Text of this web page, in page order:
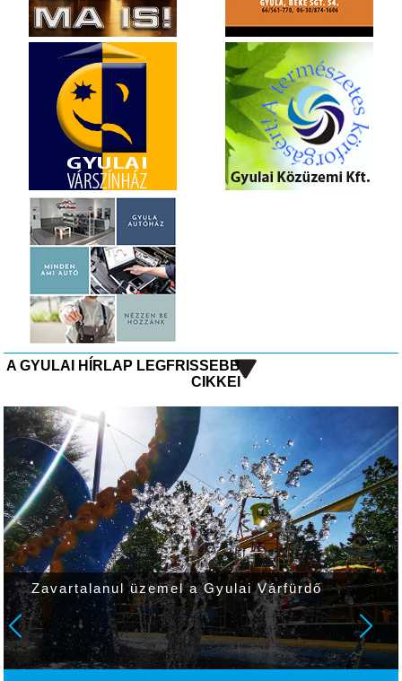
A GYULAI HÍRLAP LEGFRISSEBB
CIKKEI
Zavartalanul üzemel a Gyulai Várfürdő